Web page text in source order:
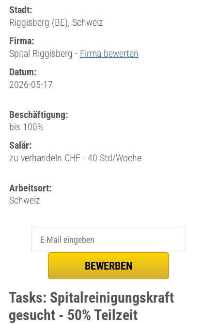
Stadt:
Riggisberg (BE), Schweiz
Firma:
Spital Riggisberg - Firma bewerten
Datum:
2026-05-17
Beschäftigung:
bis 100%
Salär:
zu verhandeln CHF - 40 Std/Woche
Arbeitsort:
Schweiz
Tasks: Spitalreinigungskraft
gesucht - 50% Teilzeit